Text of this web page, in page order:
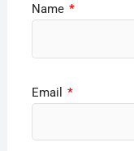
Name *
Email *